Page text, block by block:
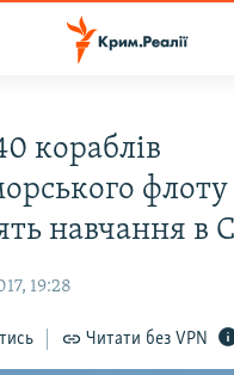
кораблів
флоту
навчання в
19:28
Читати без VPN